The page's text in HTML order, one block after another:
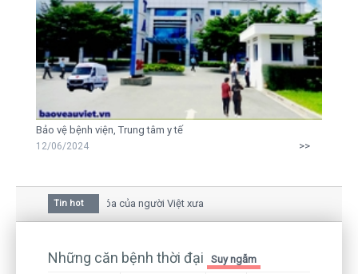
Bảo vệ bệnh viện, Trung tâm y tế
12/06/2024 >>
Tin hot
trong văn hóa của người Việt xưa
bức thư gửi mẹ của người... tử tù và của CEO
Những căn bệnh thời đại Suy ngẫm